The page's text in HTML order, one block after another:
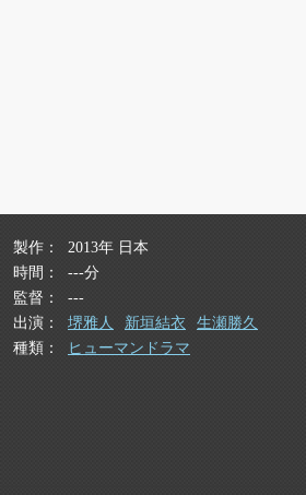
製作
2013年 日本
時間
---分
監督
---
出演
堺雅人 新垣結衣
生瀬勝久
種類
ヒューマンドラマ